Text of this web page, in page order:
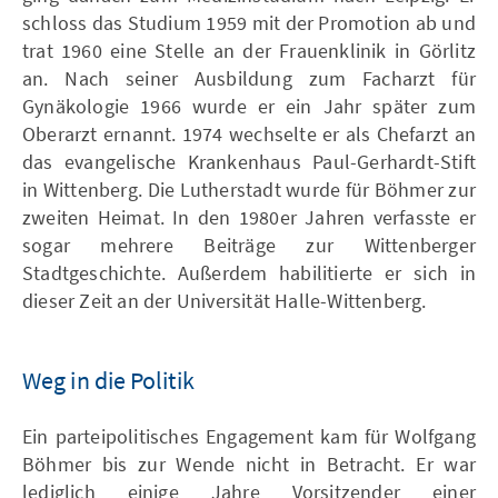
schloss das Studium 1959 mit der Promotion ab und
trat 1960 eine Stelle an der Frauenklinik in Görlitz
an. Nach seiner Ausbildung zum Facharzt für
Gynäkologie 1966 wurde er ein Jahr später zum
Oberarzt ernannt. 1974 wechselte er als Chefarzt an
das evangelische Krankenhaus Paul-Gerhardt-Stift
in Wittenberg. Die Lutherstadt wurde für Böhmer zur
zweiten Heimat. In den 1980er Jahren verfasste er
sogar mehrere Beiträge zur Wittenberger
Stadtgeschichte. Außerdem habilitierte er sich in
dieser Zeit an der Universität Halle-Wittenberg.
Weg in die Politik
Ein parteipolitisches Engagement kam für Wolfgang
Böhmer bis zur Wende nicht in Betracht. Er war
lediglich einige Jahre Vorsitzender einer